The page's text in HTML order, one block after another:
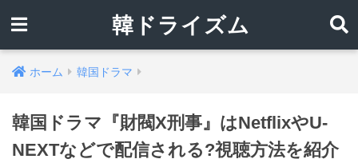
韓ドライズム
ホーム 韓国ドラマ
韓国ドラマ『財閥X刑事』はNetflixやU-
NEXTなどで配信される?視聴方法を紹介